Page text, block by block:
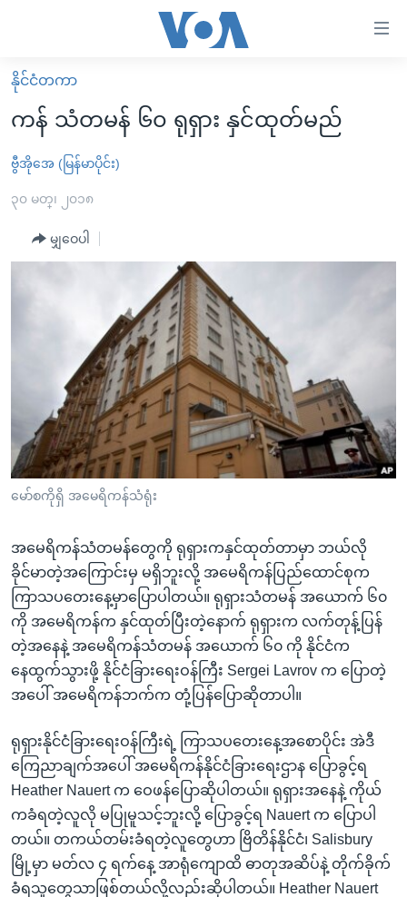
လွယ်ကူ
စေ
Link
များ
အကြောင်းအရာ
စာမျက်နှာ
ရှာဖွေ
ရန်
နေရာ
ကျော်
မူလစာမျက်နှာ
မြန်မာ
ကမ္ဘာ့သတင်းများ
နိုင်ငံတကာ
တရုတ်
ဗွီဒီယို
ရပ်ဝန်းတခု လမ်းတခု အလွန်
အင်္ဂလိပ်စာလေ့လာမယ်
အမေရိကန်သုံးအီဒီယံ
မကြေးမုံရဲ့ အင်္ဂလိပ်စာ
ရုပ်ရှင်ထဲက အင်္ဂလိပ်စာ
သုတပဒေသာ အင်္ဂလိပ်စာ
အပတ်စဉ်ကဏ္ဍများ
ရေဒီယိုနှင့်ရုပ်သံ အချက်အလက်များ
ရေဒီယို/တီဗွီအစီအစဉ်
Learning English
ဗွီအိုအေ လူမှုကွန်ယက်များ
ဘာသာစကားများ
နိုင်ငံတကာ
ကန် သံတမန် ၆၀ ရုရှား နှင်ထုတ်မည်
ဗွီအိုအေ (မြန်မာပိုင်း)
၃၀ မတ္၊ ၂၀၁၈
မျှဝေပါ
မော်စကိုရှိ အမေရိကန်သံရုံး
အမေရိကန်သံတမန်တွေကို ရုရှားကနှင်ထုတ်တာမှာ ဘယ်လို
ခိုင်မာတဲ့အကြောင်းမှ မရှိဘူးလို့ အမေရိကန်ပြည်ထောင်စုက
ကြာသပတေးနေ့မှာပြောပါတယ်။ ရုရှားသံတမန် အယောက် ၆၀
ကို အမေရိကန်က နှင်ထုတ်ပြီးတဲ့နောက် ရုရှားက လက်တုန့်ပြန်
တဲ့အနေနဲ့ အမေရိကန်သံတမန် အယောက် ၆၀ ကို နိုင်ငံက
နေထွက်သွားဖို့ နိုင်ငံခြားရေးဝန်ကြီး Sergei Lavrov က ပြောတဲ့
အပေါ် အမေရိကန်ဘက်က တုံ့ပြန်ပြောဆိုတာပါ။
ရုရှားနိုင်ငံခြားရေးဝန်ကြီးရဲ့ ကြာသပတေးနေ့အစောပိုင်း အဲဒီ
ကြေညာချက်အပေါ် အမေရိကန်နိုင်ငံခြားရေးဌာန ပြောခွင့်ရ
Heather Nauert က ဝေဖန်ပြောဆိုပါတယ်။ ရုရှားအနေနဲ့ ကိုယ်
ကခံရတဲ့လူလို မပြုမူသင့်ဘူးလို့ ပြောခွင့်ရ Nauert က ပြောပါ
တယ်။ တကယ်တမ်းခံရတဲ့လူတွေဟာ ဗြိတိန်နိုင်ငံ၊ Salisbury
မြို့မှာ မတ်လ ၄ ရက်နေ့ အာရုံကျောထိ ဓာတုအဆိပ်နဲ့ တိုက်ခိုက်
ခံရသူတွေသာဖြစ်တယ်လို့လည်းဆိုပါတယ်။ Heather Nauert